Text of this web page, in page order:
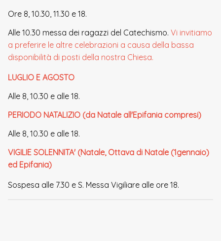
Ore 8, 10.30, 11.30 e 18.
Alle 10.30 messa dei ragazzi del Catechismo. Vi invitiamo
a preferire le altre celebrazioni a causa della bassa
disponibilità di posti della nostra Chiesa.
LUGLIO E AGOSTO
Alle 8, 10.30 e alle 18.
PERIODO NATALIZIO (da Natale all'Epifania compresi)
Alle 8, 10.30 e alle 18.
VIGILIE SOLENNITA' (Natale, Ottava di Natale (1gennaio)
ed Epifania)
Sospesa alle 7.30 e S. Messa Vigiliare alle ore 18.